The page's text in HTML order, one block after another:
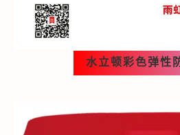
水立顿彩色弹性